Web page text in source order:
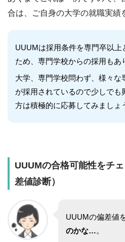
合は、ご自身の大学の就職実績
UUUMは採用条件を専門卒以上
ため、専門学校からの採用もあ
大学、専門学校問わず、様々な
が採用されているので少しでも
方は積極的に応募してみましょ
UUUMの合格可能性をチ
差値診断）
UUUMの偏差値
のかな…。